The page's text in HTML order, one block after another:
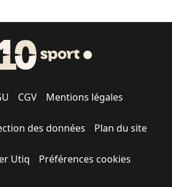
CGV Mentions légales
des données Plan du site
Utiq Préférences cookies